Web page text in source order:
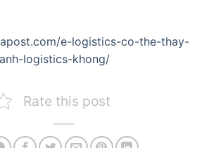
e-logistics-co-the-thay-
logistics-khong/
Rate this post